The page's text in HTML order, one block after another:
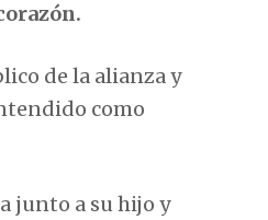
de la alianza y
como
junto a su hijo y